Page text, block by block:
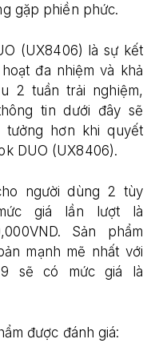
gặp phiền phức.
(UX8406) là sự kết
đa nhiệm và khả
2 tuần trải nghiệm,
tin dưới đây sẽ
hơn khi quyết
DUO (UX8406).
người dùng 2 tùy
giá lần lượt là
Sản phẩm
mạnh mẽ nhất với
sẽ có mức giá là
được đánh giá: